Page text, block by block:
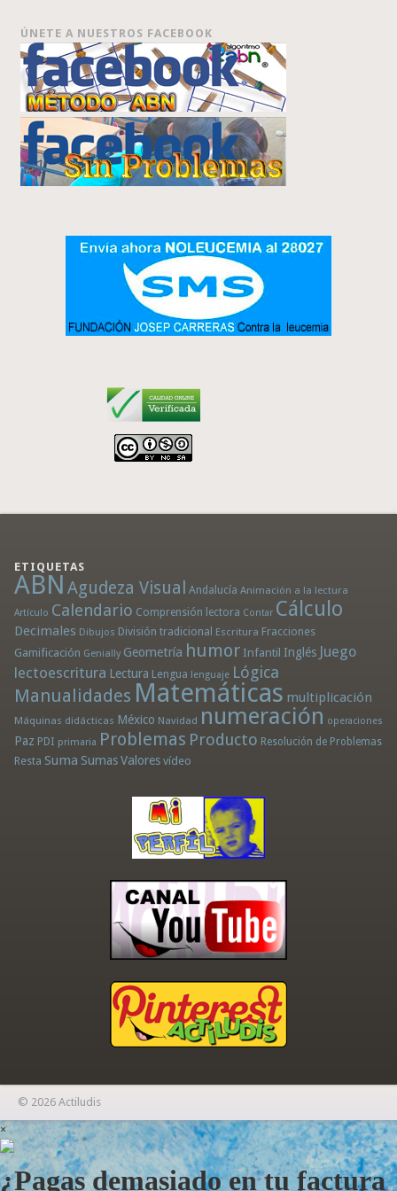
ÚNETE A NUESTROS FACEBOOK
ETIQUETAS
ABN Agudeza Visual Andalucía Animación a la lectura
Artículo Calendario Comprensión lectora Contar Cálculo
Decimales Dibujos División tradicional Escritura Fracciones
Gamificación Genially Geometría humor Infantil Inglés Juego
lectoescritura Lectura Lengua lenguaje Lógica
Manualidades Matemáticas multiplicación
Máquinas didácticas México Navidad numeración operaciones
Paz PDI primaria Problemas Producto Resolución de Problemas
Resta Suma Sumas Valores vídeo
© 2026 Actiludis
×
¿Pagas demasiado en tu factura